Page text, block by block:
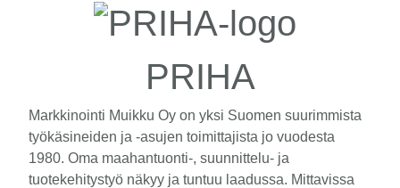
PRIHA
Markkinointi Muikku Oy on yksi Suomen suurimmista
työkäsineiden ja -asujen toimittajista jo vuodesta
1980. Oma maahantuonti-, suunnittelu- ja
tuotekehitystyö näkyy ja tuntuu laadussa. Mittavissa